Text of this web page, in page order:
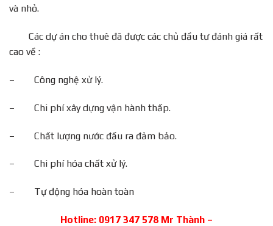
và nhỏ.
Các dự án cho thuê đã được các chủ đầu tư đánh giá rất
cao về :
– Công nghệ xử lý.
– Chi phí xây dựng vận hành thấp.
– Chất lượng nước đầu ra đảm bảo.
– Chi phí hóa chất xử lý.
– Tự động hóa hoàn toàn
Hotline: 0917 347 578 Mr Thành –